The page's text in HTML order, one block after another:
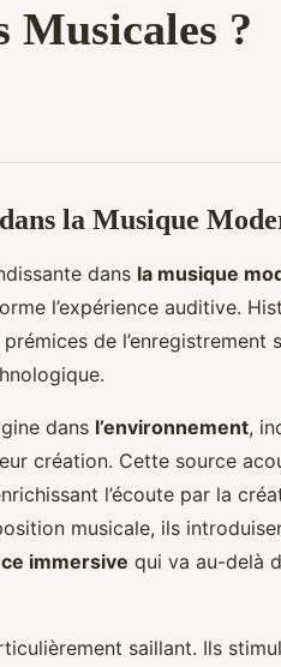
Musicales ?
la Musique
dans la musique
l’expérience auditive.
de l’enregistrement
dans l’environnement,
création. Cette source
l’écoute par la
musicale, ils
immersive qui va au-delà
saillant. Ils